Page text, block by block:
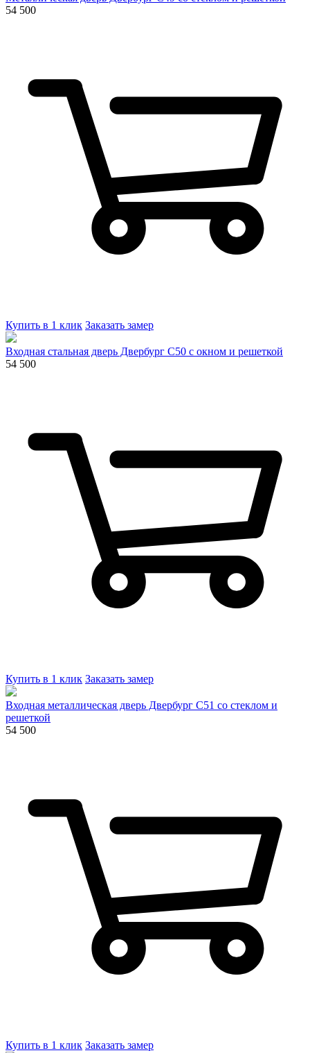
54 500
Купить в 1 клик Заказать замер
Входная стальная дверь Двербург С50 с окном и решеткой
54 500
Купить в 1 клик Заказать замер
Входная металлическая дверь Двербург С51 со стеклом и
решеткой
54 500
Купить в 1 клик Заказать замер